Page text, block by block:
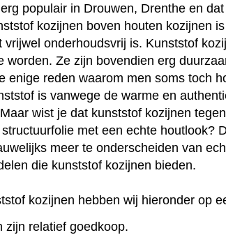
populair in Drouwen, Drenthe en
kozijnen boven houten kozijnen
vrijwel onderhoudsvrij is. Kunststof
worden. Ze zijn bovendien erg
enige reden waarom men soms toch
is vanwege de warme en
wist je dat kunststof kozijnen
met een echte houtlook?
meer te onderscheiden van
die kunststof kozijnen bieden.
kozijnen hebben wij hieronder op
zijn relatief goedkoop.